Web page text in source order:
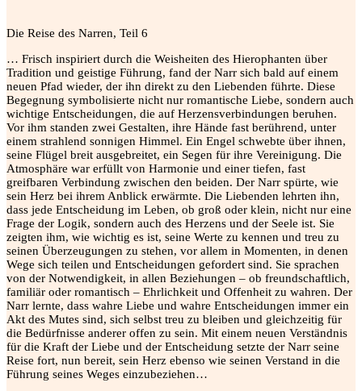
Die Reise des Narren, Teil 6
… Frisch inspiriert durch die Weisheiten des Hierophanten über
Tradition und geistige Führung, fand der Narr sich bald auf einem
neuen Pfad wieder, der ihn direkt zu den Liebenden führte. Diese
Begegnung symbolisierte nicht nur romantische Liebe, sondern auch
wichtige Entscheidungen, die auf Herzensverbindungen beruhen.
Vor ihm standen zwei Gestalten, ihre Hände fast berührend, unter
einem strahlend sonnigen Himmel. Ein Engel schwebte über ihnen,
seine Flügel breit ausgebreitet, ein Segen für ihre Vereinigung. Die
Atmosphäre war erfüllt von Harmonie und einer tiefen, fast
greifbaren Verbindung zwischen den beiden. Der Narr spürte, wie
sein Herz bei ihrem Anblick erwärmte. Die Liebenden lehrten ihn,
dass jede Entscheidung im Leben, ob groß oder klein, nicht nur eine
Frage der Logik, sondern auch des Herzens und der Seele ist. Sie
zeigten ihm, wie wichtig es ist, seine Werte zu kennen und treu zu
seinen Überzeugungen zu stehen, vor allem in Momenten, in denen
Wege sich teilen und Entscheidungen gefordert sind. Sie sprachen
von der Notwendigkeit, in allen Beziehungen – ob freundschaftlich,
familiär oder romantisch – Ehrlichkeit und Offenheit zu wahren. Der
Narr lernte, dass wahre Liebe und wahre Entscheidungen immer ein
Akt des Mutes sind, sich selbst treu zu bleiben und gleichzeitig für
die Bedürfnisse anderer offen zu sein. Mit einem neuen Verständnis
für die Kraft der Liebe und der Entscheidung setzte der Narr seine
Reise fort, nun bereit, sein Herz ebenso wie seinen Verstand in die
Führung seines Weges einzubeziehen…